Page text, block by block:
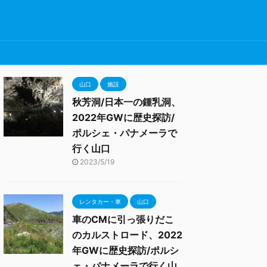
山口 施設
秋芳洞/日本一の鍾乳洞、
2022年GWに歴史探訪/
ポルシェ・パナメーラで
行く山口
2023/5/19
レンタカー・車 山口
車のCMに引っ張りだこ
のカルストロード、2022
年GWに歴史探訪/ポルシ